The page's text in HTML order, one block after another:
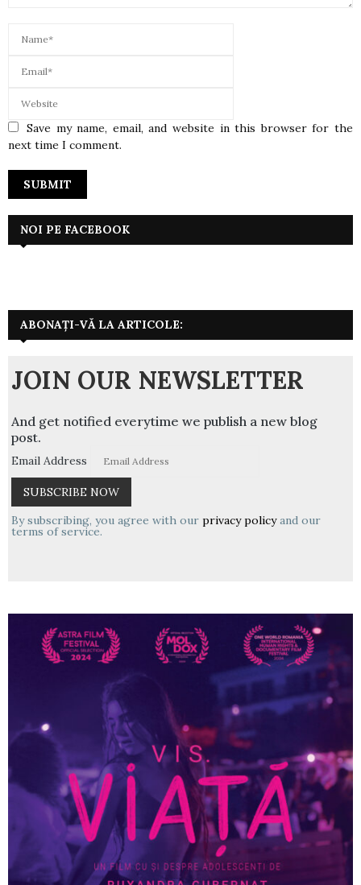
Save my name, email, and website in this browser for the
next time I comment.
NOI PE FACEBOOK
ABONAȚI-VĂ LA ARTICOLE:
JOIN OUR NEWSLETTER
And get notified everytime we publish a new blog
post.
Email Address
By subscribing, you agree with our privacy policyand our
terms of service.